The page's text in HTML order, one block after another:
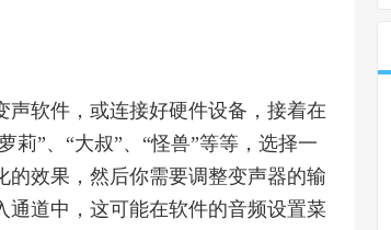
软件，或连接好硬件设备，接着在
莉”、“大叔”、“怪兽”等等，选择一
效果，然后你需要调整变声器的输
道中，这可能在软件的音频设置菜